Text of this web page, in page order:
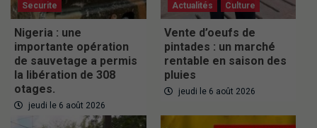
Securite
Nigeria : une
importante opération
de sauvetage a permis
la libération de 308
otages.
jeudi le 6 août 2026
Actualités Culture
Vente d’oeufs de
pintades : un marché
rentable en saison des
pluies
jeudi le 6 août 2026